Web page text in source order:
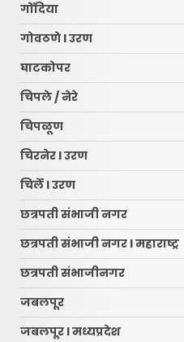
गोंदिया
गोवठणे l उरण
घाटकोपर
चिपले / नेरे
चिपळूण
चिरनेर l उरण
चिर्ले l उरण
छत्रपती संभाजी नगर
छत्रपती संभाजी नगर l महाराष्ट्र
छत्रपती संभाजीनगर
जबलपूर
जबलपूर l मध्यप्रदेश